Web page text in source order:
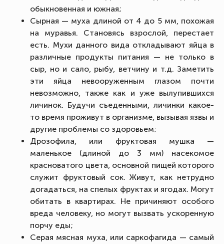
обыкновенная и южная;
Сырная — муха длиной от 4 до 5 мм, похожая
на муравья. Становясь взрослой, перестает
есть. Мухи данного вида откладывают яйца в
различные продукты питания — не только в
сыр, но и сало, рыбу, ветчину и т.д. Заметить
эти яйца невооруженным глазом почти
невозможно, также как и уже вылупившихся
личинок. Будучи съеденными, личинки какое-
то время проживут в организме, вызывая язвы и
другие проблемы со здоровьем;
Дрозофила, или фруктовая мушка —
маленькое (длиной до 3 мм) насекомое
красноватого цвета, основной пищей которого
служит фруктовый сок. Живут, как нетрудно
догадаться, на спелых фруктах и ягодах. Могут
обитать в квартирах. Не причиняют особого
вреда человеку, но могут вызвать ускоренную
порчу еды;
Серая мясная муха, или саркофагида — самый